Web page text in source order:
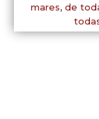
mares, de